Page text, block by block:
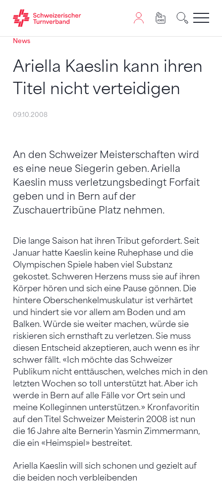
Zum Inhalt springen
Zur Sitemap navigieren
Zum Navigieren dieser Seite wird JavaScript benötigt.
News
Ariella Kaeslin kann ihren
Titel nicht verteidigen
09.10.2008
An den Schweizer Meisterschaften wird
es eine neue Siegerin geben. Ariella
Kaeslin muss verletzungsbedingt Forfait
geben und in Bern auf der
Zuschauertribüne Platz nehmen.
Die lange Saison hat ihren Tribut gefordert. Seit
Januar hatte Kaeslin keine Ruhephase und die
Olympischen Spiele haben viel Substanz
gekostet. Schweren Herzens muss sie auf ihren
Körper hören und sich eine Pause gönnen. Die
hintere Oberschenkelmuskulatur ist verhärtet
und hindert sie vor allem am Boden und am
Balken. Würde sie weiter machen, würde sie
riskieren sich ernsthaft zu verletzen. Sie muss
diesen Entscheid akzeptieren, auch wenn es ihr
schwer fällt. «Ich möchte das Schweizer
Publikum nicht enttäuschen, welches mich in den
letzten Wochen so toll unterstützt hat. Aber ich
werde in Bern auf alle Fälle vor Ort sein und
meine Kolleginnen unterstützen.» Kronfavoritin
auf den Titel Schweizer Meisterin 2008 ist nun
die 16 Jahre alte Bernerin Yasmin Zimmermann,
die ein «Heimspiel» bestreitet.
Ariella Kaeslin will sich schonen und gezielt auf
die beiden noch verbleibenden